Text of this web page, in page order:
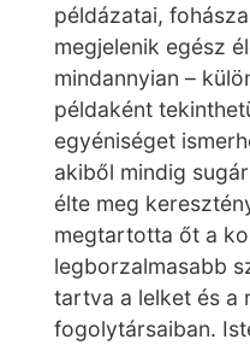
példázatai,
megjelenik egész
mindannyian –
példaként
egyéniséget
akiből mindig
élte meg
megtartotta őt a
legborzalmasabb
tartva a lelket és a
fogolytársaiban.